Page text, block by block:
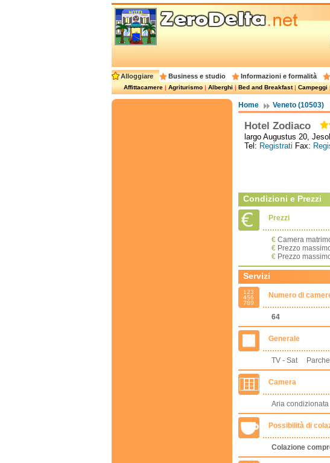
Alloggiare Business e studio Informazioni e formalità
Affittacamere|Agriturismo|Alberghi|Bed and Breakfast|Campeggi
Home Veneto (10503)
Hotel Zodiaco
largo Augustus 20,
Tel: Registrati Fax:
Condizioni e Prezzi
Prezzi
€Camera
€Prezzo
€Prezzo
Servizi
Numero di
64
Generale
TV - Sat
Camera
Aria
Possibilità di
Colazione